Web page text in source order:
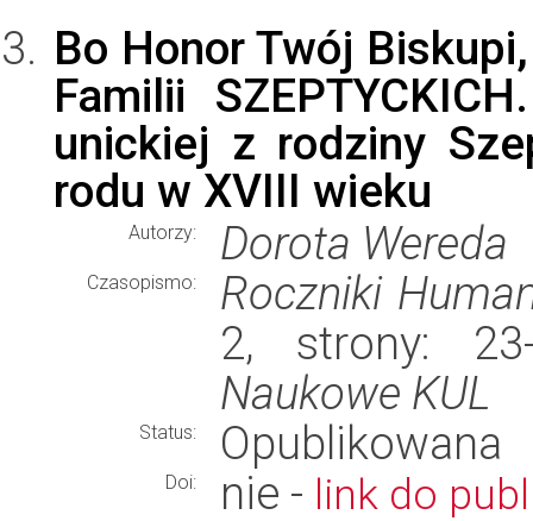
Bo Honor Twój
Familii
unickiej z rodziny
rodu w XVIII wieku
Autorzy: Dorota Wereda
Czasopismo:
Roczniki
2, strony:
Naukowe KUL
Status: Opublikowana
Doi: nie - link do